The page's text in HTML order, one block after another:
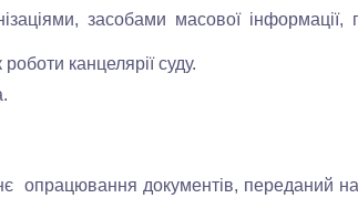
засобами масової інформації,
канцелярії суду.
документів, переданий на